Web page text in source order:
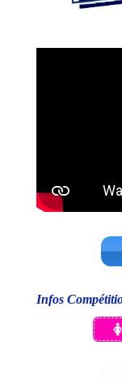
Infos